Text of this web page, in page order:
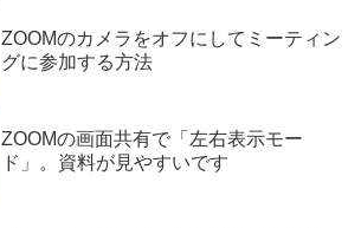
ZOOMのカメラをオフにしてミーティン
グに参加する方法
ZOOMの画面共有で「左右表示モー
ド」。資料が見やすいです